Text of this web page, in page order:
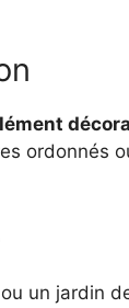
ordonnés
un jardin